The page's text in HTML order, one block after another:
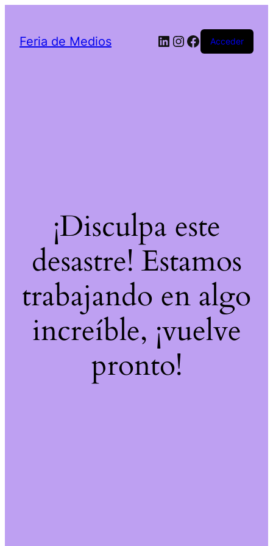
Feria de Medios LinkedIn
Instagram
Facebook
Acceder
¡Disculpa este
desastre! Estamos
trabajando en algo
increíble, ¡vuelve
pronto!